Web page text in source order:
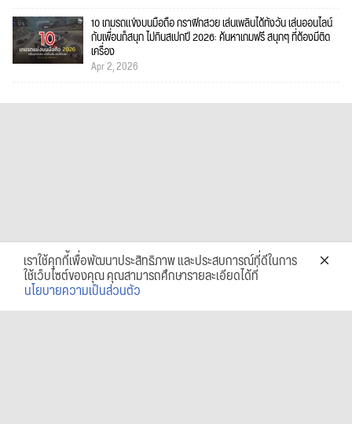
10 เกมรถแข่งบนมือถือ กราฟิกสวย เล่นเพลินได้ทั้งวัน เล่นออนไลน์
กับเพื่อนก็สนุก ไม่กินสเปกปี 2026: ค้นหาเกมฟรี สนุกๆ ที่ต้องมีติด
เครื่อง
Apr 2, 2026
เราใช้คุกกี้เพื่อพัฒนาประสิทธิภาพ และประสบการณ์ที่ดีในการ
ใช้เว็บไซต์ของคุณ คุณสามารถศึกษารายละเอียดได้ที่
นโยบายความเป็นส่วนตัว